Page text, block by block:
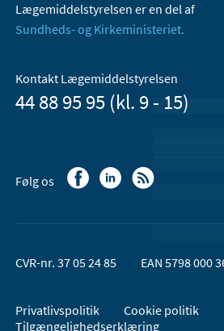
Lægemiddelstyrelsen er en del af
Sundheds- og Kirkeministeriet.
Kontakt Lægemiddelstyrelsen
44 88 95 95 (kl. 9 - 15)
Følg os
CVR-nr. 37 05 24 85 EAN 5798 000
Privatlivspolitik
Cookie politik
Tilgængelighedserklæring